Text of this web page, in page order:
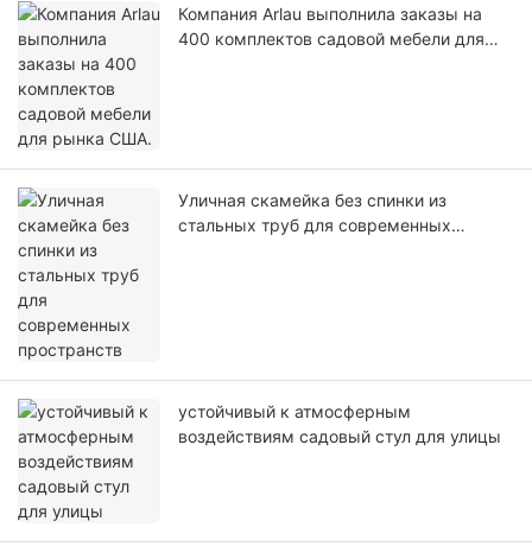
Компания Arlau выполнила заказы на
400 комплектов садовой мебели для
Уличная скамейка без спинки из
стальных труб для современных
устойчивый к атмосферным
воздействиям садовый стул для улицы